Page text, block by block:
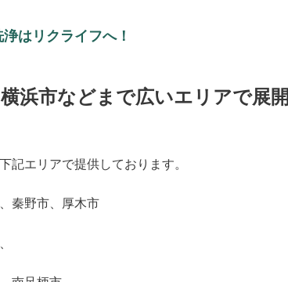
はリクライフへ！
浜市などまで広いエリアで展開
記エリアで提供しております。
秦野市、厚木市